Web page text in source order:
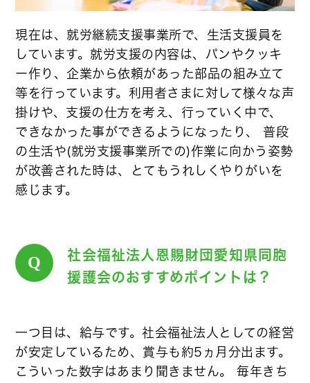
現在は、就労継続支援事業所で、生活支援員を
しています。就労支援の内容は、パンやクッキ
ー作り、企業から依頼があった部品の組み立て
等を行っています。利用者さまに対して様々な声
掛けや、支援の仕方を考え、行っていく中で、
できなかった事ができるようになったり、 普段
の生活や(就労支援事業所での)作業に向かう姿勢
が改善された時は、とてもうれしくやりがいを
感じます。
Q
社会福祉法人恩賜財団愛知県同胞
援護会のおすすめポイントは？
一つ目は、給与です。社会福祉法人としての経営
が安定しているため、賞与も約5ヵ月分出ます。
こういった数字はあまり聞きません。 毎年きち